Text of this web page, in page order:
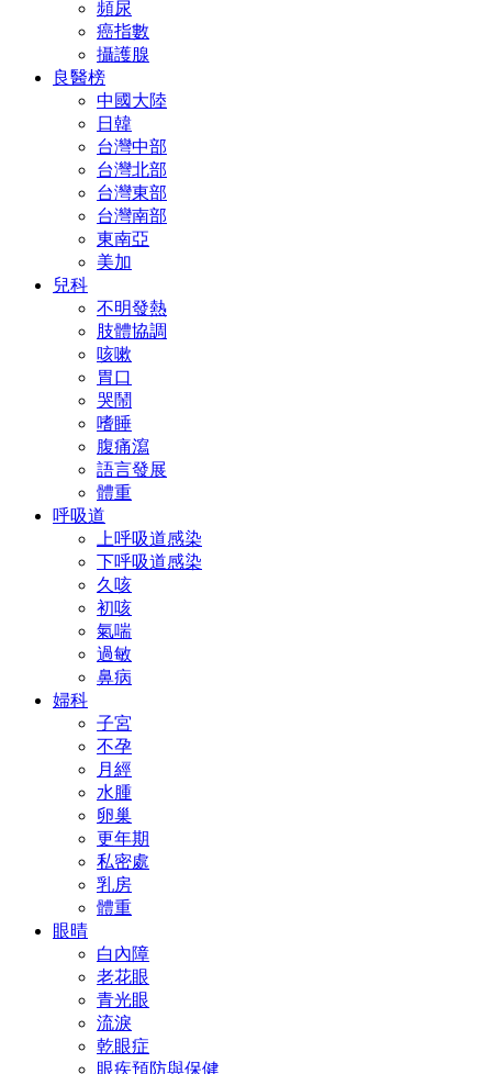
頻尿
癌指數
攝護腺
良醫榜
中國大陸
日韓
台灣中部
台灣北部
台灣東部
台灣南部
東南亞
美加
兒科
不明發熱
肢體協調
咳嗽
胃口
哭鬧
嗜睡
腹痛瀉
語言發展
體重
呼吸道
上呼吸道感染
下呼吸道感染
久咳
初咳
氣喘
過敏
鼻病
婦科
子宮
不孕
月經
水腫
卵巢
更年期
私密處
乳房
體重
眼晴
白內障
老花眼
青光眼
流淚
乾眼症
眼疾預防與保健